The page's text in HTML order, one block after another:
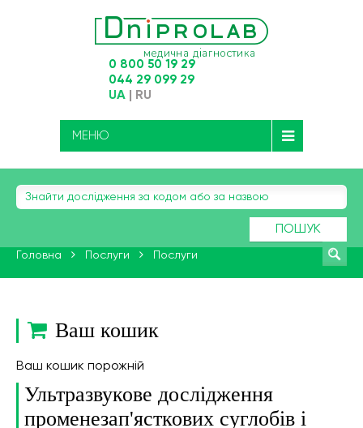
0 800 50 19 29
044 29 099 29
UA RU
МЕНЮ
ПОШУК
Головна Послуги Послуги
Ваш кошик
Ваш кошик порожній
Ультразвукове дослідження
променезап'ясткових суглобів і